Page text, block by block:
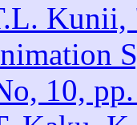
10,